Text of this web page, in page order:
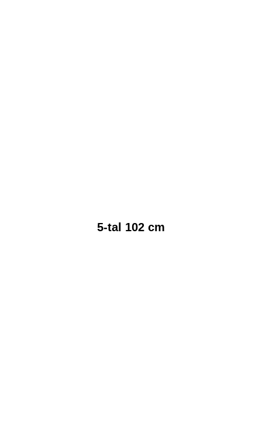
5-tal 102 cm